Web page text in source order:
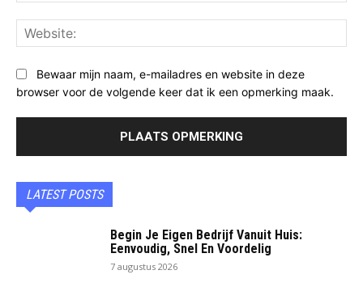
Bewaar mijn naam, e-mailadres en website in deze
browser voor de volgende keer dat ik een opmerking maak.
LATEST POSTS
Begin Je Eigen Bedrijf Vanuit Huis:
Eenvoudig, Snel En Voordelig
7 augustus 2026